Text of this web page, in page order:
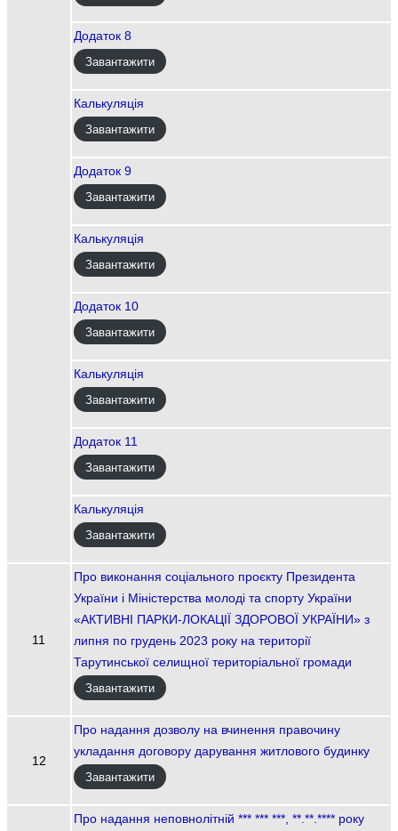
Додаток 8
Завантажити
Калькуляція
Завантажити
Додаток 9
Завантажити
Калькуляція
Завантажити
Додаток 10
Завантажити
Калькуляція
Завантажити
Додаток 11
Завантажити
Калькуляція
Завантажити
11
Про виконання соціального проєкту Президента
України і Міністерства молоді та спорту України
«АКТИВНІ ПАРКИ-ЛОКАЦІЇ ЗДОРОВОЇ УКРАЇНИ» з
липня по грудень 2023 року на території
Тарутинської селищної територіальної громади
Завантажити
12
Про надання дозволу на вчинення правочину
укладання договору дарування житлового будинку
Завантажити
Про надання неповнолітній *** *** ***, **.**.**** року